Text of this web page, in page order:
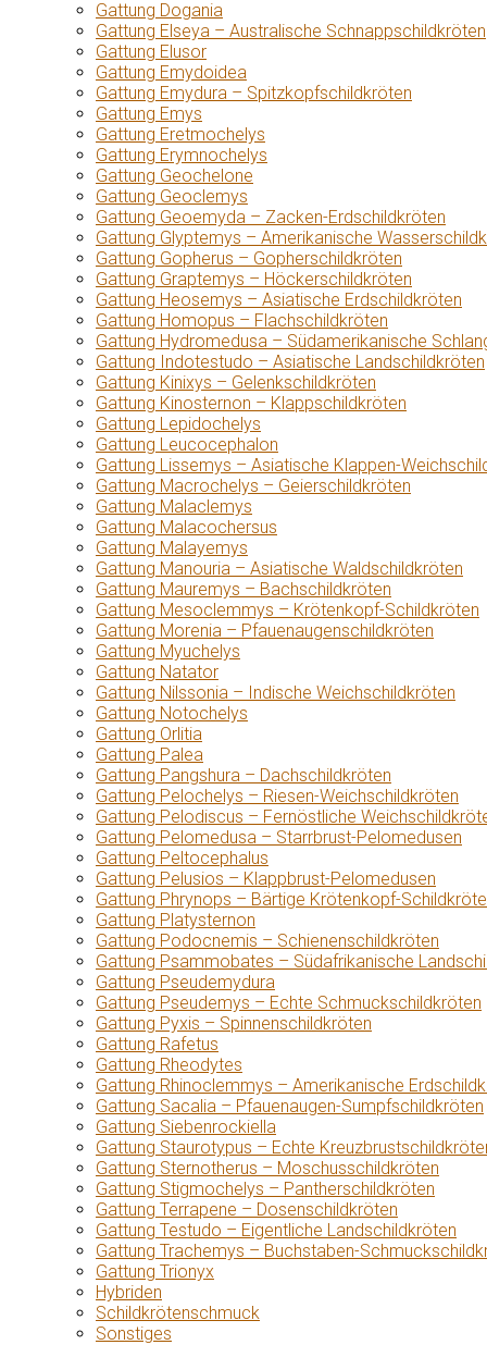
Gattung Dogania
Gattung Elseya – Australische Schnappschildkröten
Gattung Elusor
Gattung Emydoidea
Gattung Emydura – Spitzkopfschildkröten
Gattung Emys
Gattung Eretmochelys
Gattung Erymnochelys
Gattung Geochelone
Gattung Geoclemys
Gattung Geoemyda – Zacken-Erdschildkröten
Gattung Glyptemys – Amerikanische
Gattung Gopherus – Gopherschildkröten
Gattung Graptemys – Höckerschildkröten
Gattung Heosemys – Asiatische Erdschildkröten
Gattung Homopus – Flachschildkröten
Gattung Hydromedusa – Südamerikanische
Gattung Indotestudo – Asiatische Landschildkröten
Gattung Kinixys – Gelenkschildkröten
Gattung Kinosternon – Klappschildkröten
Gattung Lepidochelys
Gattung Leucocephalon
Gattung Lissemys – Asiatische Klappen-
Gattung Macrochelys – Geierschildkröten
Gattung Malaclemys
Gattung Malacochersus
Gattung Malayemys
Gattung Manouria – Asiatische Waldschildkröten
Gattung Mauremys – Bachschildkröten
Gattung Mesoclemmys – Krötenkopf-Schildkröten
Gattung Morenia – Pfauenaugenschildkröten
Gattung Myuchelys
Gattung Natator
Gattung Nilssonia – Indische Weichschildkröten
Gattung Notochelys
Gattung Orlitia
Gattung Palea
Gattung Pangshura – Dachschildkröten
Gattung Pelochelys – Riesen-Weichschildkröten
Gattung Pelodiscus – Fernöstliche
Gattung Pelomedusa – Starrbrust-Pelomedusen
Gattung Peltocephalus
Gattung Pelusios – Klappbrust-Pelomedusen
Gattung Phrynops – Bärtige Krötenkopf-
Gattung Platysternon
Gattung Podocnemis – Schienenschildkröten
Gattung Psammobates – Südafrikanische
Gattung Pseudemydura
Gattung Pseudemys – Echte Schmuckschildkröten
Gattung Pyxis – Spinnenschildkröten
Gattung Rafetus
Gattung Rheodytes
Gattung Rhinoclemmys – Amerikanische
Gattung Sacalia – Pfauenaugen-Sumpfschildkröten
Gattung Siebenrockiella
Gattung Staurotypus – Echte
Gattung Sternotherus – Moschusschildkröten
Gattung Stigmochelys – Pantherschildkröten
Gattung Terrapene – Dosenschildkröten
Gattung Testudo – Eigentliche Landschildkröten
Gattung Trachemys – Buchstaben-
Gattung Trionyx
Hybriden
Schildkrötenschmuck
Sonstiges